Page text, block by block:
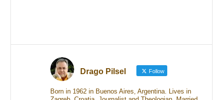
Drago Pilsel Follow
Born in 1962 in Buenos Aires, Argentina. Lives in